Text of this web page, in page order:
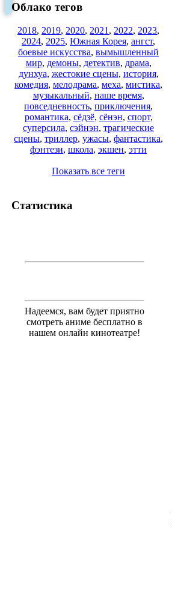
Облако тегов
2018, 2019, 2020, 2021 , 2022, 2023,
2024, 2025, Южная Корея, ангст,
боевые искусства, вымышленный
мир, демоны, детектив, драма,
дунхуа, жестокие сцены, история,
комедия, мелодрама, меха, мистика,
музыкальный, наше время,
повседневность, приключения,
романтика, сёдзё, сёнэн, спорт,
суперсила, сэйнэн, трагические
сцены, триллер, ужасы, фантастика,
фэнтези, школа, экшен, этти
Показать все теги
Статистика
Надеемся, вам будет приятно
смотреть аниме бесплатно в
нашем онлайн кинотеатре!